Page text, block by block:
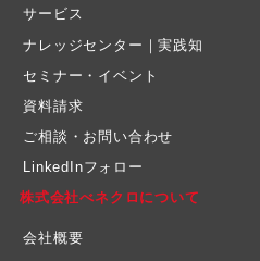
サービス
ナレッジセンター｜実践知
セミナー・イベント
資料請求
ご相談・お問い合わせ
LinkedInフォロー
株式会社べネクロについて
会社概要